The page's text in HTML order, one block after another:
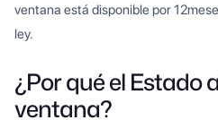
ventana está disponible por
ley.
¿Por qué el Estado
ventana?